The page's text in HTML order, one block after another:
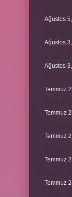
Ağustos
Ağustos
Ağustos
Temmuz
Temmuz
Temmuz
Temmuz
Temmuz